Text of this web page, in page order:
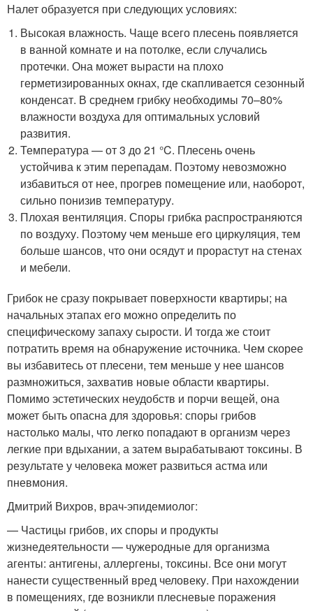
Налет образуется при следующих условиях:
Высокая влажность. Чаще всего плесень появляется
в ванной комнате и на потолке, если случались
протечки. Она может вырасти на плохо
герметизированных окнах, где скапливается сезонный
конденсат. В среднем грибку необходимы 70–80%
влажности воздуха для оптимальных условий
развития.
Температура — от 3 до 21 °C. Плесень очень
устойчива к этим перепадам. Поэтому невозможно
избавиться от нее, прогрев помещение или, наоборот,
сильно понизив температуру.
Плохая вентиляция. Споры грибка распространяются
по воздуху. Поэтому чем меньше его циркуляция, тем
больше шансов, что они осядут и прорастут на стенах
и мебели.
Грибок не сразу покрывает поверхности квартиры; на
начальных этапах его можно определить по
специфическому запаху сырости. И тогда же стоит
потратить время на обнаружение источника. Чем скорее
вы избавитесь от плесени, тем меньше у нее шансов
размножиться, захватив новые области квартиры.
Помимо эстетических неудобств и порчи вещей, она
может быть опасна для здоровья: споры грибов
настолько малы, что легко попадают в организм через
легкие при вдыхании, а затем вырабатывают токсины. В
результате у человека может развиться астма или
пневмония.
Дмитрий Вихров, врач-эпидемиолог:
— Частицы грибов, их споры и продукты
жизнедеятельности — чужеродные для организма
агенты: антигены, аллергены, токсины. Все они могут
нанести существенный вред человеку. При нахождении
в помещениях, где возникли плесневые поражения